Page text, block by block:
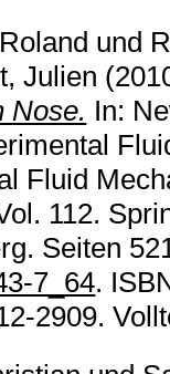
und
Julien
Nose. In:
Fluid
112.
Seiten
7_64.
2909.